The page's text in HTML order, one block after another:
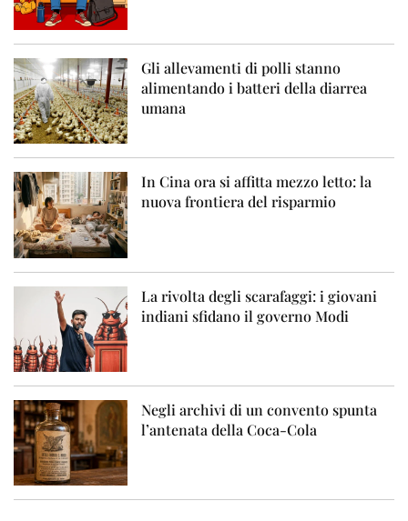
Gli allevamenti di polli stanno
alimentando i batteri della diarrea
umana
In Cina ora si affitta mezzo letto: la
nuova frontiera del risparmio
La rivolta degli scarafaggi: i giovani
indiani sfidano il governo Modi
Negli archivi di un convento spunta
l’antenata della Coca-Cola